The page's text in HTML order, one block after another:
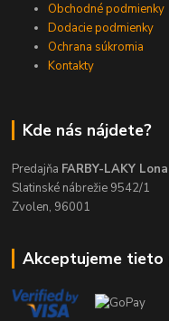
Obchodné podmienky
Dodacie podmienky
Ochrana súkromia
Kontakty
Kde nás nájdete?
Predajňa FARBY-LAKY
Slatinské nábrežie 9542/1
Zvolen, 96001
Akceptujeme